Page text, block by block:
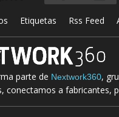
Etiquetas Rss Feed
parte de Nextwork360,
conectamos a fabricantes,